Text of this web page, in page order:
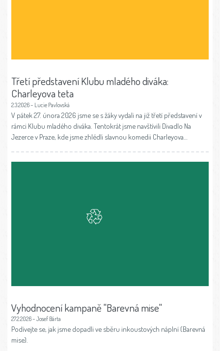
Třetí představení Klubu mladého diváka:
Charleyova teta
2.3.2026 – Lucie Pavlovská
V pátek 27. února 2026 jsme se s žáky vydali na již třetí představení v
rámci Klubu mladého diváka. Tentokrát jsme navštívili Divadlo Na
Jezerce v Praze, kde jsme zhlédli slavnou komedii Charleyova…
Vyhodnocení kampaně "Barevná mise"
27.2.2026 – Josef Bárta
Podívejte se, jak jsme dopadli ve sběru inkoustových náplní (Barevná
mise).